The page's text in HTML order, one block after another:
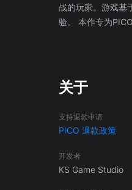
战的玩家。游戏基
验。 本作专为PICO VR设备优化，在保证性能稳定的同时，呈现真实的车辆控制反馈与沉浸式驾驶感受。无论是停车练习、驾驶模
能： 👉 真实方向盘操控系统 👉 前进（D挡）与倒车（R挡）切换 👉 倒车影像辅助显示 👉 左右后视镜观察功能 👉 360°传感器辅
助避障系统 👉 细节丰富的仪表盘与车内建模 通过这些
车辆控制展开，帮助玩家逐步提升驾驶能力。 你将
升，适合不同阶段玩家从入门到熟练的持续练
验： • 室内停车场与多车位区域 • 城市道路停车场景 • 狭窄空间与复杂路线 • 多障碍停车区域 不同环境下的停车任务需要不同策
关于
支持退款申请
PICO 退款政策
开发者
KS Game Studio